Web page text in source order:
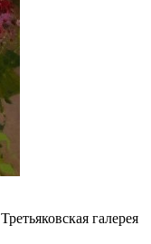
Третьяковская галерея